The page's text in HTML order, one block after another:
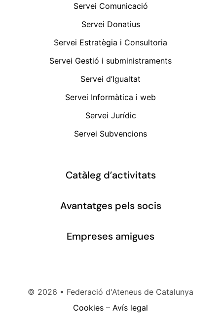
Servei Comunicació
Servei Donatius
Servei Estratègia i Consultoria
Servei Gestió i subministraments
Servei d’Igualtat
Servei Informàtica i web
Servei Jurídic
Servei Subvencions
Catàleg d’activitats
Avantatges pels socis
Empreses amigues
© 2026 • Federació d'Ateneus de Catalunya
Cookies – Avís legal